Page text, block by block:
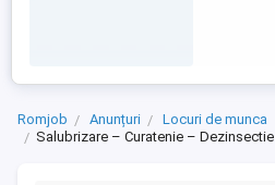
Romjob Anunțuri
Locuri de munca
Salubrizare – Curatenie – Dezinsectie